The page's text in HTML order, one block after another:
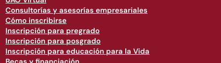
Consultorías y asesorías empresariales
Cómo inscribirse
Inscripción para pregrado
Inscripción para posgrado
Inscripción para educación para la Vida